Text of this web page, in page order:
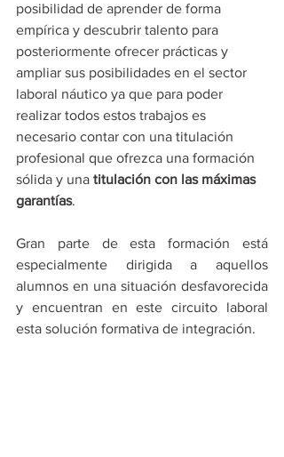
posibilidad de aprender de forma
empírica y descubrir talento para
posteriormente ofrecer prácticas y
ampliar sus posibilidades en el sector
laboral náutico ya que para poder
realizar todos estos trabajos es
necesario contar con una titulación
profesional que ofrezca una formación
sólida y una titulación con las máximas
garantías.
Gran parte de esta formación está
especialmente dirigida a aquellos
alumnos en una situación desfavorecida
y encuentran en este circuito laboral
esta solución formativa de integración.